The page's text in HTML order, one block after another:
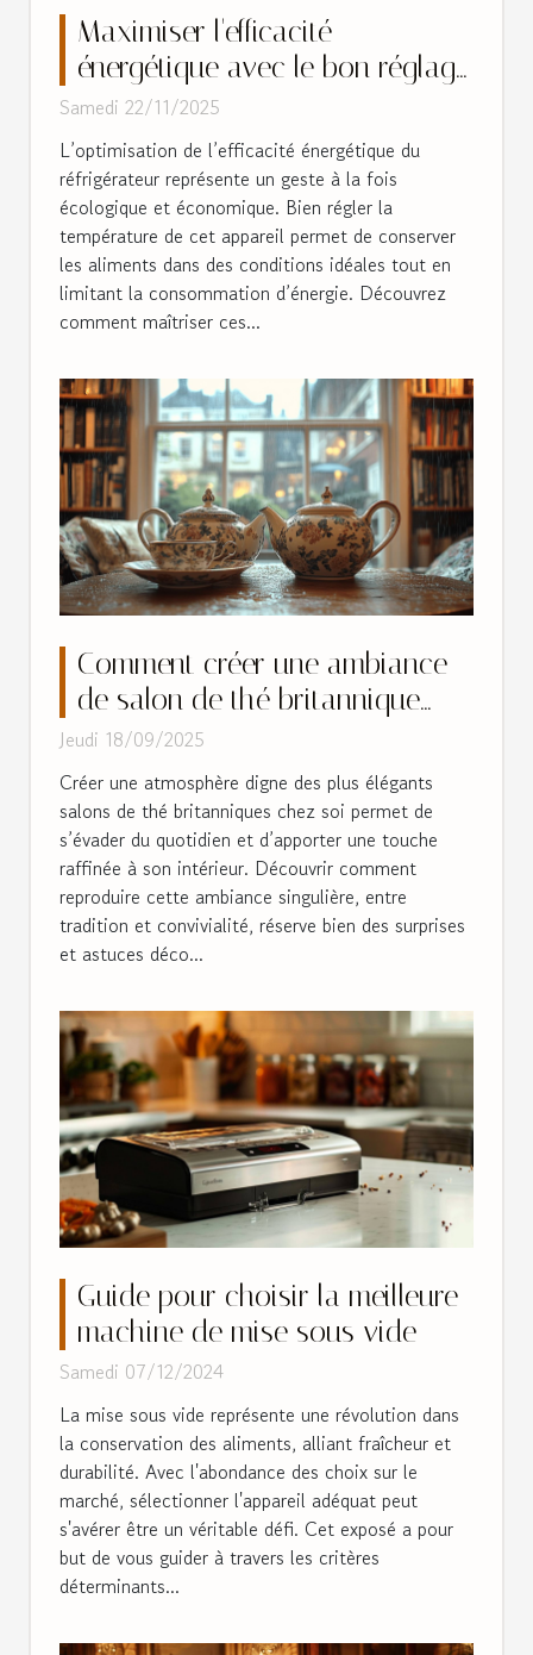
Maximiser l'efficacité
énergétique avec le bon réglage
du frigo
Samedi 22/11/2025
L’optimisation de l’efficacité énergétique du
réfrigérateur représente un geste à la fois
écologique et économique. Bien régler la
température de cet appareil permet de conserver
les aliments dans des conditions idéales tout en
limitant la consommation d’énergie. Découvrez
comment maîtriser ces...
Comment créer une ambiance
de salon de thé britannique
chez soi ?
Jeudi 18/09/2025
Créer une atmosphère digne des plus élégants
salons de thé britanniques chez soi permet de
s’évader du quotidien et d’apporter une touche
raffinée à son intérieur. Découvrir comment
reproduire cette ambiance singulière, entre
tradition et convivialité, réserve bien des surprises
et astuces déco...
Guide pour choisir la meilleure
machine de mise sous vide
Samedi 07/12/2024
La mise sous vide représente une révolution dans
la conservation des aliments, alliant fraîcheur et
durabilité. Avec l'abondance des choix sur le
marché, sélectionner l'appareil adéquat peut
s'avérer être un véritable défi. Cet exposé a pour
but de vous guider à travers les critères
déterminants...